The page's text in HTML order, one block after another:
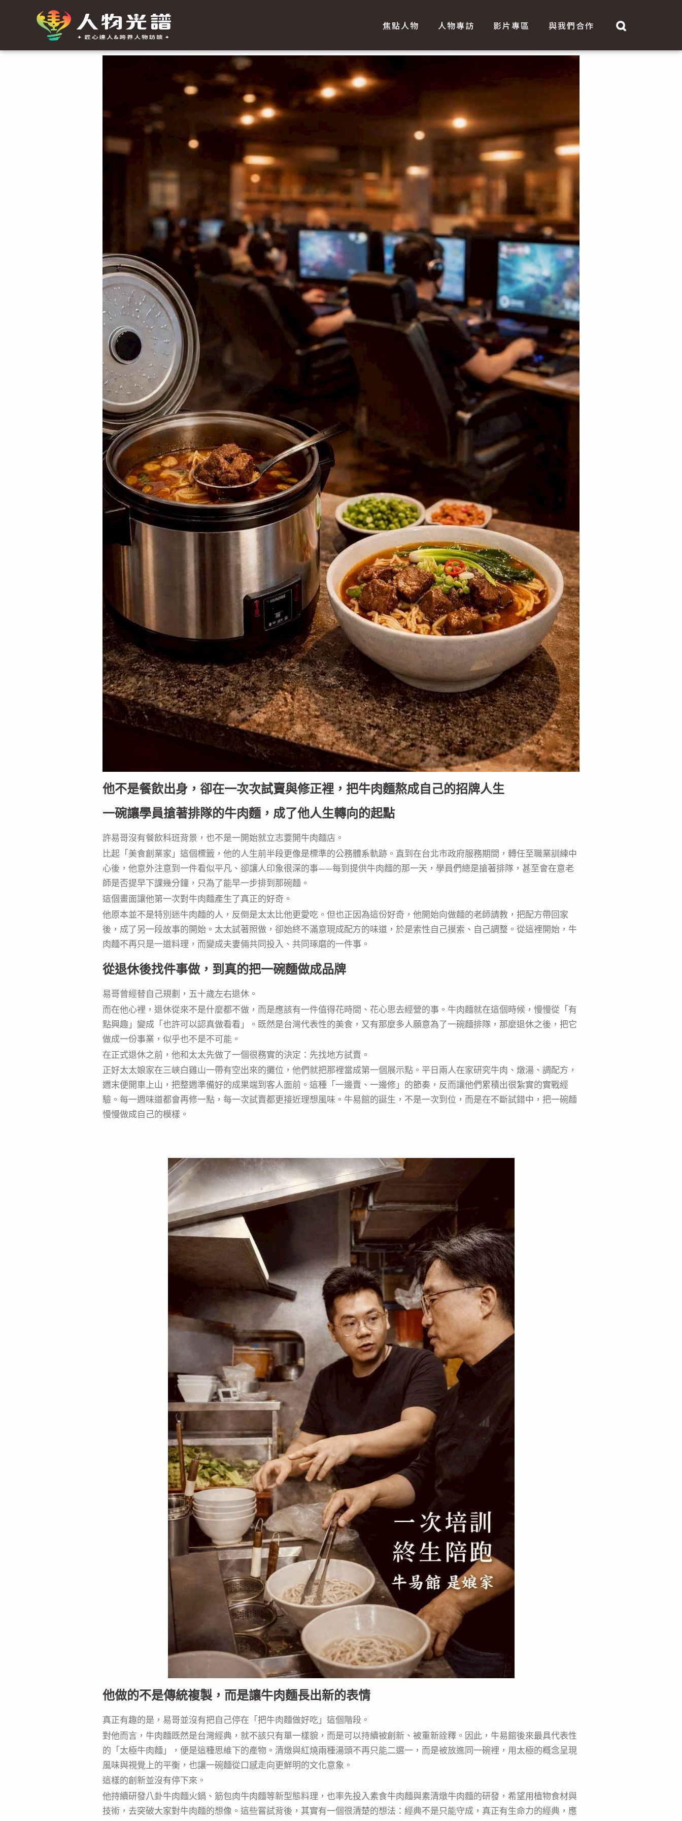
要
焦點人物 人物專訪 影片專區 與我們合作
他不是餐飲出身，卻在一次次試賣與修正裡，把牛肉麵熬成自己的招牌人生
一碗讓學員搶著排隊的牛肉麵，成了他人生轉向的起點
許易哥沒有餐飲科班背景，也不是一開始就立志要開牛肉麵店。
比起「美食創業家」這個標籤，他的人生前半段更像是標準的公務體系軌跡。直到在台北市政府服務期間，轉任至職業訓練中
心後，他意外注意到一件看似平凡、卻讓人印象很深的事——每到提供牛肉麵的那一天，學員們總是搶著排隊，甚至會在意老
師是否提早下課幾分鐘，只為了能早一步排到那碗麵。
這個畫面讓他第一次對牛肉麵產生了真正的好奇。
他原本並不是特別迷牛肉麵的人，反倒是太太比他更愛吃。但也正因為這份好奇，他開始向做麵的老師請教，把配方帶回家
後，成了另一段故事的開始。太太試著照做，卻始終不滿意現成配方的味道，於是索性自己摸索、自己調整。從這裡開始，牛
肉麵不再只是一道料理，而變成夫妻倆共同投入、共同琢磨的一件事。
從退休後找件事做，到真的把一碗麵做成品牌
易哥曾經替自己規劃，五十歲左右退休。
而在他心裡，退休從來不是什麼都不做，而是應該有一件值得花時間、花心思去經營的事。牛肉麵就在這個時候，慢慢從「有
點興趣」變成「也許可以認真做看看」。既然是台灣代表性的美食，又有那麼多人願意為了一碗麵排隊，那麼退休之後，把它
做成一份事業，似乎也不是不可能。
在正式退休之前，他和太太先做了一個很務實的決定：先找地方試賣。
正好太太娘家在三峽白雞山一帶有空出來的攤位，他們就把那裡當成第一個展示點。平日兩人在家研究牛肉、燉湯、調配方，
週末便開車上山，把整週準備好的成果端到客人面前。這種「一邊賣、一邊修」的節奏，反而讓他們累積出很紮實的實戰經
驗。每一週味道都會再修一點，每一次試賣都更接近理想風味。牛易館的誕生，不是一次到位，而是在不斷試錯中，把一碗麵
慢慢做成自己的模樣。
他做的不是傳統複製，而是讓牛肉麵長出新的表情
真正有趣的是，易哥並沒有把自己停在「把牛肉麵做好吃」這個階段。
對他而言，牛肉麵既然是台灣經典，就不該只有單一樣貌，而是可以持續被創新、被重新詮釋。因此，牛易館後來最具代表性
的「太極牛肉麵」，便是這種思維下的產物。清燉與紅燒兩種湯頭不再只能二選一，而是被放進同一碗裡，用太極的概念呈現
風味與視覺上的平衡，也讓一碗麵從口感走向更鮮明的文化意象。
這樣的創新並沒有停下來。
他持續研發八卦牛肉麵火鍋、筋包肉牛肉麵等新型態料理，也率先投入素食牛肉麵與素清燉牛肉麵的研發，希望用植物食材與
技術，去突破大家對牛肉麵的想像。這些嘗試背後，其實有一個很清楚的想法：經典不是只能守成，真正有生命力的經典，應
Post